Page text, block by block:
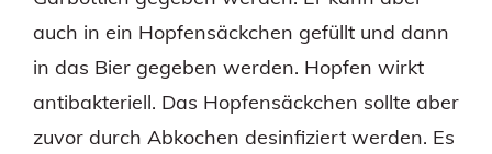
auch in ein Hopfensäckchen gefüllt und dann
in das Bier gegeben werden. Hopfen wirkt
antibakteriell. Das Hopfensäckchen sollte aber
zuvor durch Abkochen desinfiziert werden. Es